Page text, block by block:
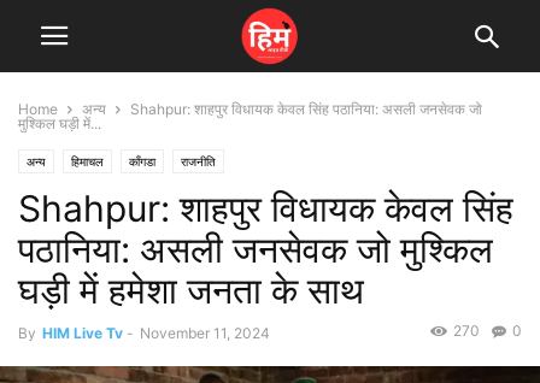
Home अन्य
Shahpur: शाहपुर विधायक केवल सिंह पठानिया: असली जनसेवक जो
मुश्किल घड़ी में...
अन्य हिमाचल काँगडा राजनीति
Shahpur: शाहपुर विधायक केवल सिंह
पठानिया: असली जनसेवक जो मुश्किल
घड़ी में हमेशा जनता के साथ
By HIM Live Tv - November 11, 2024 0
270